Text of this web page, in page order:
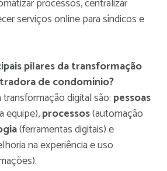
processos, centralizar
serviços online para síndicos e
pilares da transformação
de condomínio?
digital são:pessoas
equipe),processos(automação
(ferramentas digitais) e
na experiência e uso